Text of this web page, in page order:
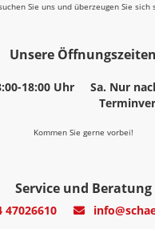
Sie uns und überzeugen Sie sich
Unsere Öffnungszeiten
18:00 Uhr
Sa. Nur
Kommen Sie gerne vorbei!
Service und Beratung
47026610